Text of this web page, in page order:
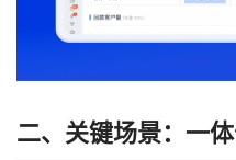
二、关键场景：一